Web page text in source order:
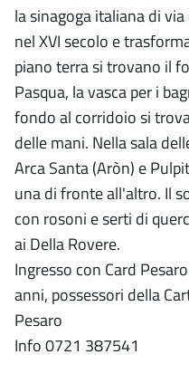
la sinagoga italiana di
nel XVI secolo e
piano terra si trovano il
Pasqua, la vasca per i
fondo al corridoio si
delle mani. Nella sala
Arca Santa (Aròn) e
una di fronte all'altro. Il
con rosoni e serti di
ai Della Rovere.
Ingresso con Card
anni, possessori della
Pesaro
Info 0721 387541